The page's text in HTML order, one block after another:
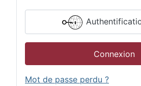
Connexion
Mot de passe perdu ?